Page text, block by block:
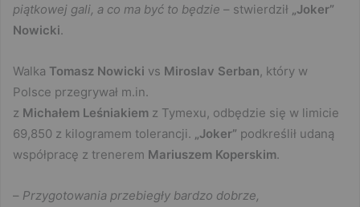
piątkowej gali, a co ma być to będzie – stwierdził
„Joker”
Nowicki.
Walka Tomasz Nowicki vs Miroslav Serban, który w
Polsce przegrywał m.in.
z Michałem Leśniakiem z Tymexu, odbędzie się w limicie
69,850 z kilogramem tolerancji.
„Joker” podkreślił udaną
współpracę z trenerem Mariuszem Koperskim.
– Przygotowania przebiegły bardzo dobrze,